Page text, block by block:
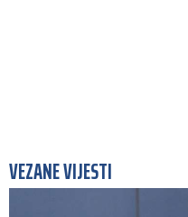
VEZANE VIJESTI